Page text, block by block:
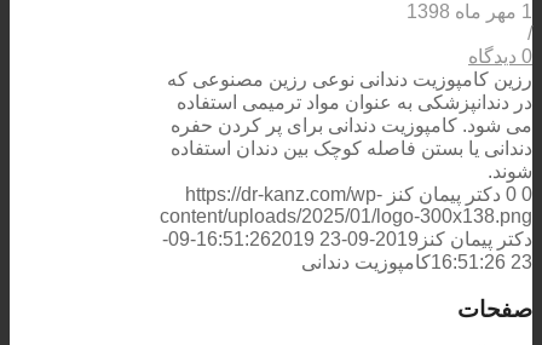
1 مهر ماه 1398
/
0 دیدگاه
رزین کامپوزیت دندانی نوعی رزین مصنوعی که
در دندانپزشکی به عنوان مواد ترمیمی استفاده
می شود. کامپوزیت دندانی برای پر کردن حفره
دندانی یا بستن فاصله کوچک بین دندان استفاده
شوند.
0
0 دکتر پیمان کنز https://dr-kanz.com/wp-
content/uploads/2025/01/logo-300x138.png
دکتر پیمان کنز 2019-09-23 16:51:26
2019-09-
23 16:51:26
کامپوزیت دندانی
صفحات